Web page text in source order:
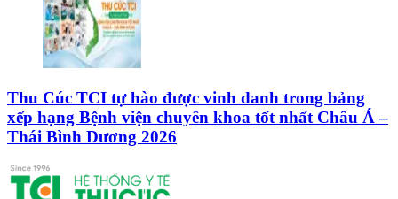
Thu Cúc TCI tự hào được vinh danh trong bảng
xếp hạng Bệnh viện chuyên khoa tốt nhất Châu Á –
Thái Bình Dương 2026